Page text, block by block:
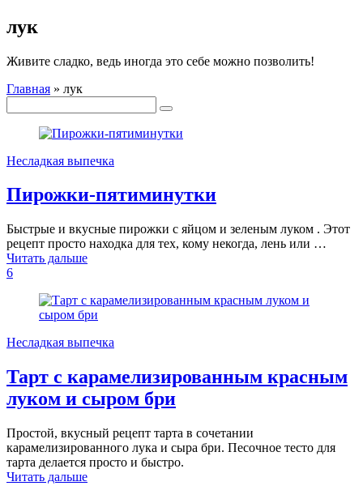
лук
Живите сладко, ведь иногда это себе можно позволить!
Главная » лук
Несладкая выпечка
Пирожки-пятиминутки
Быстрые и вкусные пирожки с яйцом и зеленым луком . Этот
рецепт просто находка для тех, кому некогда, лень или …
Читать дальше
6
Несладкая выпечка
Тарт с карамелизированным красным
луком и сыром бри
Простой, вкусный рецепт тарта в сочетании
карамелизированного лука и сыра бри. Песочное тесто для
тарта делается просто и быстро.
Читать дальше